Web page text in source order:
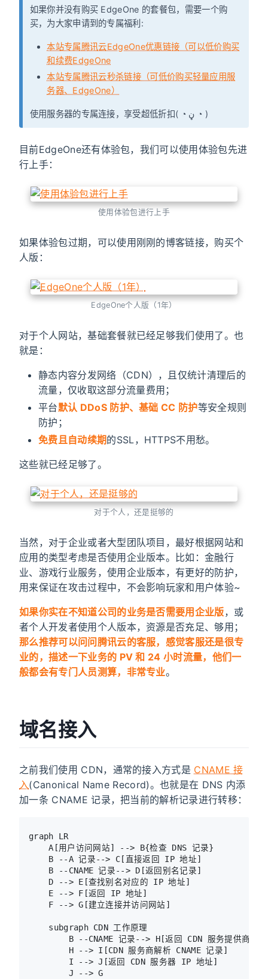
如果你并没有购买 EdgeOne 的套餐包，需要一个购
买，为大家申请到的专属福利:
本站专属腾讯云EdgeOne优惠链接（可以低价购买
和续费EdgeOne
本站专属腾讯云秒杀链接（可低价购买轻量应用服
务器、EdgeOne）
使用服务器的专属连接，享受超低折扣( ◔ ڼ ◔ )
目前EdgeOne还有体验包，我们可以使用体验包先进
行上手：
使用体验包进行上手
如果体验包过期，可以使用刚刚的博客链接，购买个
人版：
EdgeOne个人版（1年）
对于个人网站，基础套餐就已经足够我们使用了。也
就是：
静态内容分发网络（CDN），且仅统计清理后的
流量，仅收取这部分流量费用；
平台默认 DDoS 防护、基础 CC 防护等安全规则
防护；
免费且自动续期的SSL，HTTPS不用愁。
这些就已经足够了。
对于个人，还是挺够的
当然，对于企业或者大型团队项目，最好根据网站和
应用的类型考虑是否使用企业版本。比如：金融行
业、游戏行业服务，使用企业版本，有更好的防护，
用来保证在攻击过程中，不会影响玩家和用户体验~
如果你实在不知道公司的业务是否需要用企业版，或
者个人开发者使用个人版本，资源是否充足、够用；
那么推荐可以问问腾讯云的客服，感觉客服还是很专
业的，描述一下业务的 PV 和 24 小时流量，他们一
般都会有专门人员测算，非常专业。
域名接入
之前我们使用 CDN，通常的接入方式是 CNAME 接
入(Canonical Name Record)。也就是在 DNS 内添
加一条 CNAME 记录，把当前的解析记录进行转移：
graph LR
    A[用户访问网站] --> B{检查 DNS 记录}
    B --A 记录--> C[直接返回 IP 地址]
    B --CNAME 记录--> D[返回别名记录]
    D --> E[查找别名对应的 IP 地址]
    E --> F[返回 IP 地址]
    F --> G[建立连接并访问网站]
    subgraph CDN 工作原理
B --CNAME 记录--> H[返回 CDN 服务提供商的
        H --> I[CDN 服务商解析 CNAME 记录]
        I --> J[返回 CDN 服务器 IP 地址]
        J --> G